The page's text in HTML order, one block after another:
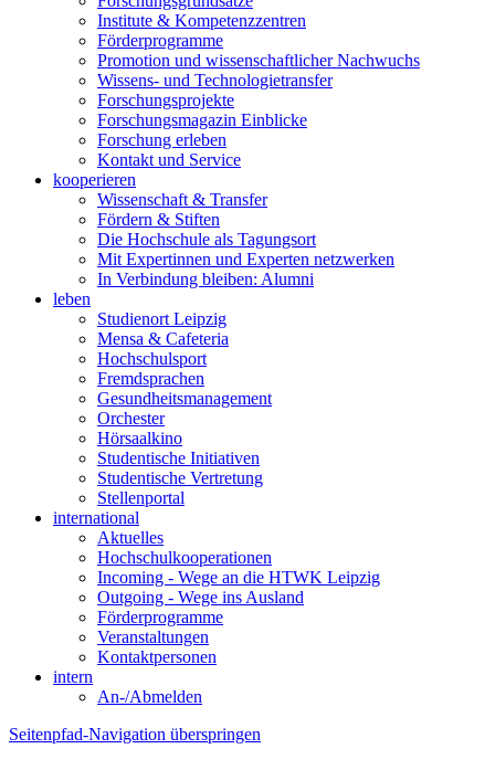
Institute & Kompetenzzentren
Förderprogramme
Promotion und wissenschaftlicher Nachwuchs
Wissens- und Technologietransfer
Forschungsprojekte
Forschungsmagazin Einblicke
Forschung erleben
Kontakt und Service
kooperieren
Wissenschaft & Transfer
Fördern & Stiften
Die Hochschule als Tagungsort
Mit Expertinnen und Experten netzwerken
In Verbindung bleiben: Alumni
leben
Studienort Leipzig
Mensa & Cafeteria
Hochschulsport
Fremdsprachen
Gesundheitsmanagement
Orchester
Hörsaalkino
Studentische Initiativen
Studentische Vertretung
Stellenportal
international
Aktuelles
Hochschulkooperationen
Incoming - Wege an die HTWK Leipzig
Outgoing - Wege ins Ausland
Förderprogramme
Veranstaltungen
Kontaktpersonen
intern
An-/Abmelden
Seitenpfad-Navigation überspringen